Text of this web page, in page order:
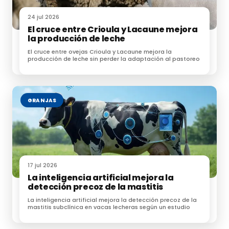
Este dato resulta especialmente relevante, ya que la
intensidad de emisiones constituye uno de los
principales indicadores utilizados para evaluar la
sostenibilidad ambiental de los sistemas de
producción lechera.
Una estrategia compatible con la
producción sostenible
Los autores destacan que los resultados demuestran
cómomejorar la calidad del forraje puede
incrementar simultáneamente la productividad
y la eficiencia ambiental, sin necesidad de recurrir
a tecnologías complejas ni a aditivos específicos
para reducir las emisiones.
El mayor contenido de proteína y la mejor
24 jul 2026
El cruce entre Crioula y Lacaune mejora
la producción de leche
El cruce entre ovejas Crioula y Lacaune mejora la
producción de leche sin perder la adaptación al pastoreo
GRANJAS
17 jul 2026
La inteligencia artificial mejora la
detección precoz de la mastitis
La inteligencia artificial mejora la detección precoz de la
mastitis subclínica en vacas lecheras según un estudio